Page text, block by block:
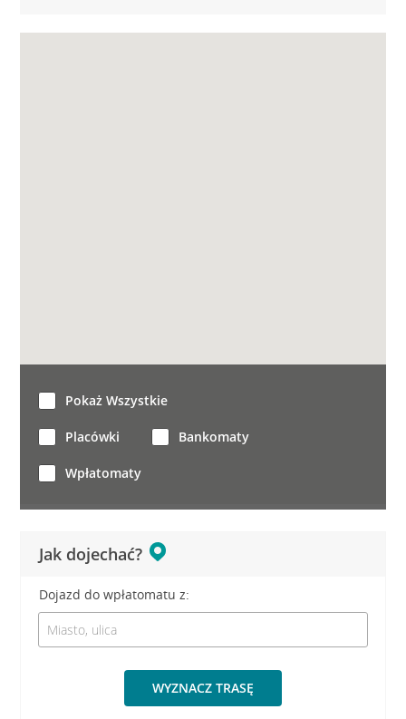
Jak dojechać?
Dojazd do wpłatomatu z:
WYZNACZ TRASĘ
Pokaż Wszystkie
Placówki Bankomaty
Wpłatomaty